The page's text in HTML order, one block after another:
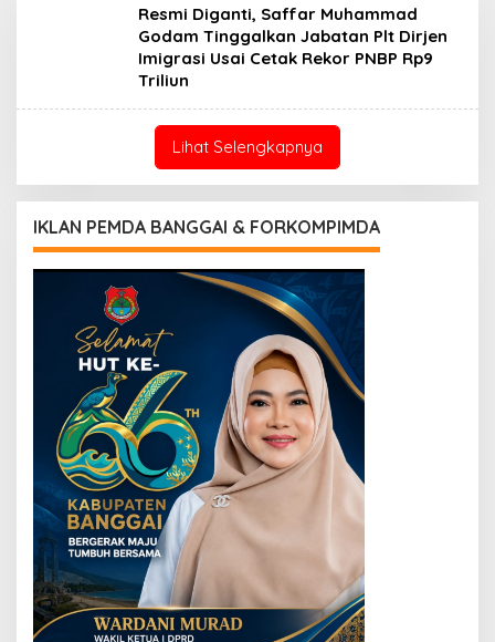
Resmi Diganti, Saffar Muhammad
Godam Tinggalkan Jabatan Plt Dirjen
Imigrasi Usai Cetak Rekor PNBP Rp9
Triliun
Lihat Selengkapnya
IKLAN PEMDA BANGGAI & FORKOMPIMDA